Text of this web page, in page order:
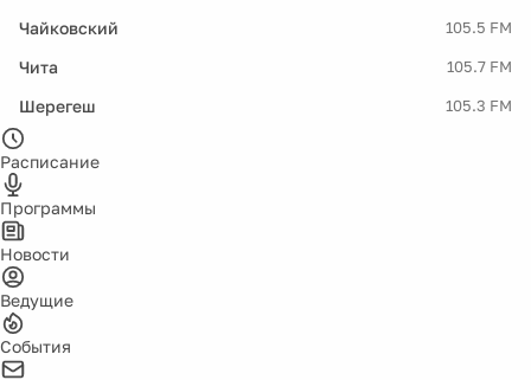
Чайковский 105.5 FM
Чита 105.7 FM
Шерегеш 105.3 FM
Расписание
Программы
Новости
Ведущие
События